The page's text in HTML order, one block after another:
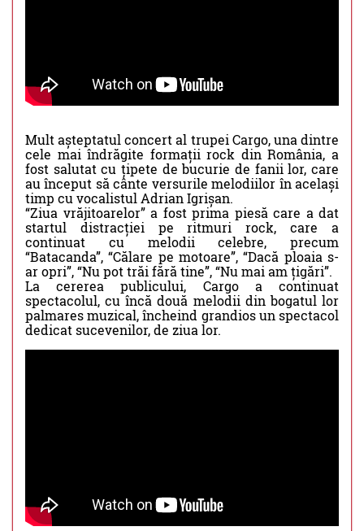
Mult așteptatul concert al trupei Cargo, una dintre
cele mai îndrăgite formații rock din România, a
fost salutat cu țipete de bucurie de fanii lor, care
au început să cânte versurile melodiilor în același
timp cu vocalistul Adrian Igrișan.
“Ziua vrăjitoarelor” a fost prima piesă care a dat
startul distracției pe ritmuri rock, care a
continuat cu melodii celebre, precum
“Batacanda”, “Călare pe motoare”, “Dacă ploaia s-
ar opri”, “Nu pot trăi fără tine”, “Nu mai am țigări”.
La cererea publicului, Cargo a continuat
spectacolul, cu încă două melodii din bogatul lor
palmares muzical, încheind grandios un spectacol
dedicat sucevenilor, de ziua lor.